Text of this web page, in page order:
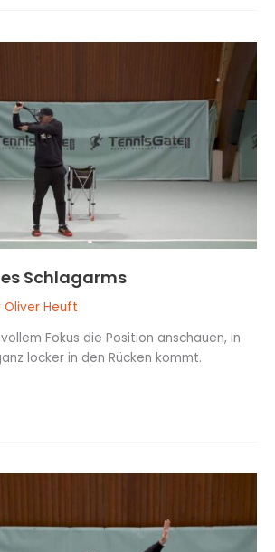
Schlagarms
Oliver Heuft
Fokus die Position anschauen, in
locker in den Rücken kommt.